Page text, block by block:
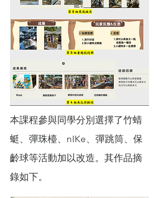
本課程參與同學分別選擇了竹蜻
蜓、彈珠檯、nIKe、彈跳筒、保
齡球等活動加以改造。其作品摘
錄如下。